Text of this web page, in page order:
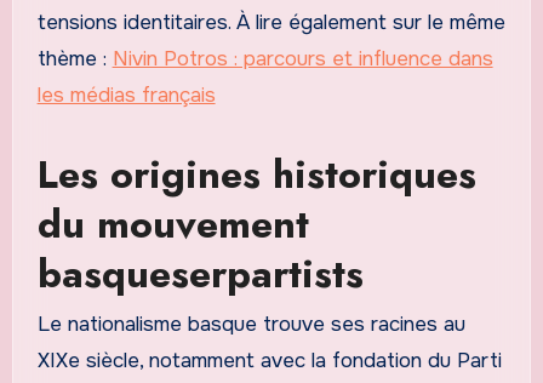
tensions identitaires. À lire également sur le même
thème : Nivin Potros : parcours et influence dans
les médias français
Les origines historiques
du mouvement
basqueserpartists
Le nationalisme basque trouve ses racines au
XIXe siècle, notamment avec la fondation du Parti